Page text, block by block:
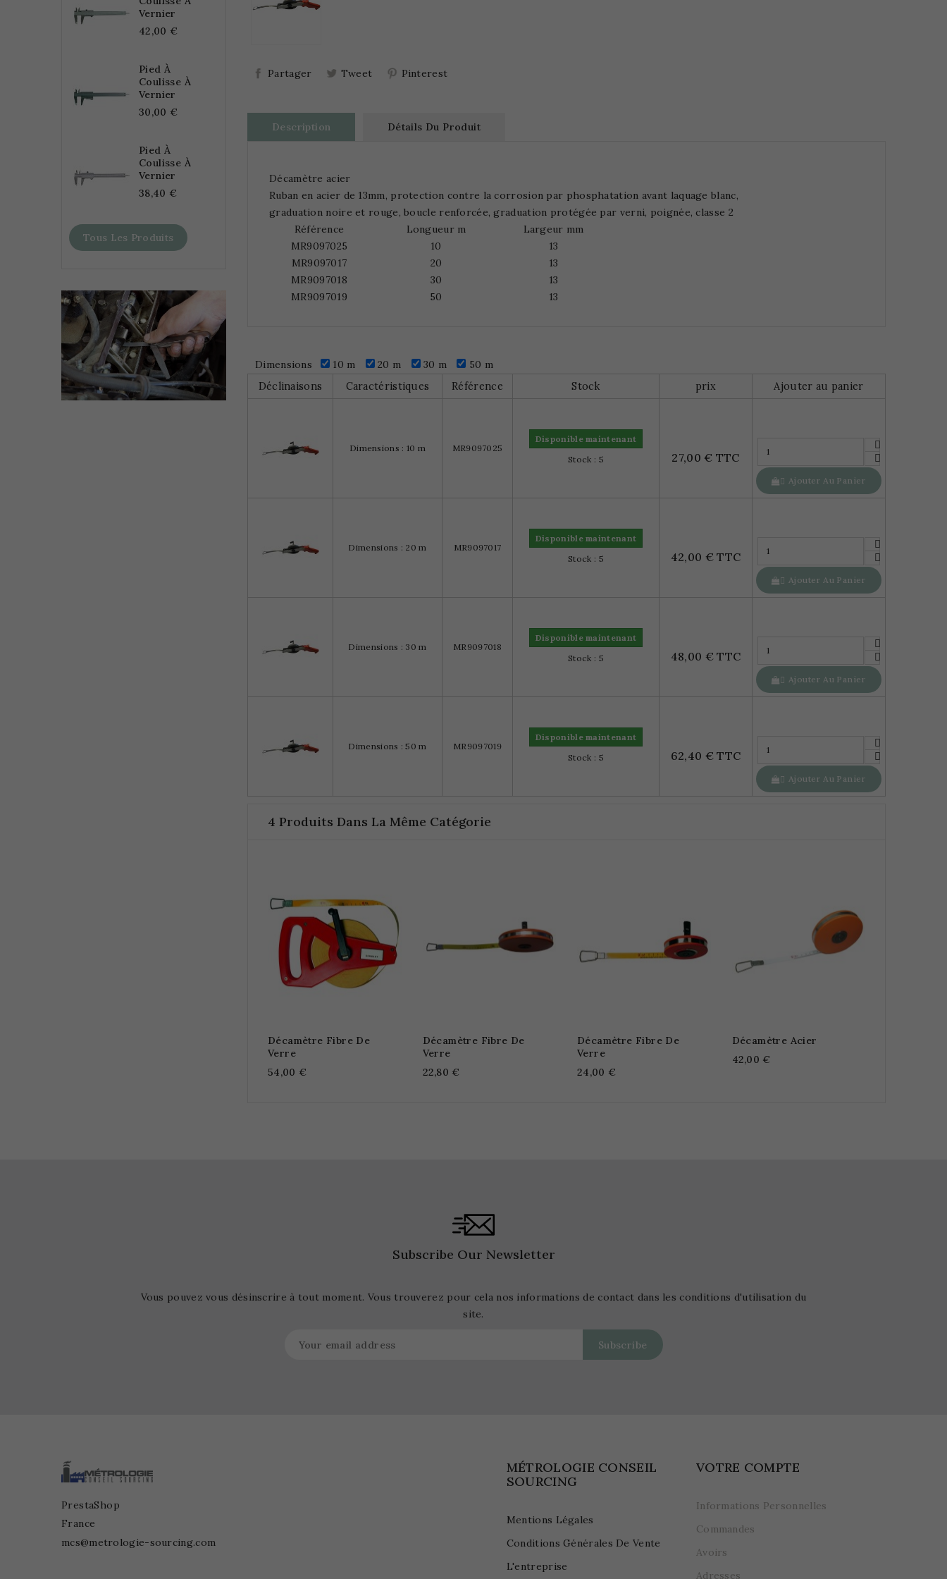
Vernier
42,00 €
Pied À
Coulisse À
Vernier
30,00 €
Pied À
Coulisse À
Vernier
38,40 €
Tous Les Produits
Partager Tweet Pinterest
Description Détails Du Produit
Décamètre acier
Ruban en acier de 13mm, protection contre la corrosion par phosphatation avant laquage blanc,
graduation noire et rouge, boucle renforcée, graduation protégée par verni, poignée, classe 2
Référence
Longueur m
Largeur mm
MR9097025
10
13
MR9097017
20
13
MR9097018
30
13
MR9097019
50 13
Dimensions 10 m 20 m 30 m
50 m
Déclinaisons
Caractéristiques Référence Stock prix Ajouter au panier
Dimensions : 10 m MR9097025
Disponible maintenant
Stock : 5
27,00 € TTC
 Ajouter Au Panier
Dimensions : 20 m MR9097017
Disponible maintenant
Stock : 5
42,00 € TTC
 Ajouter Au Panier
Dimensions : 30 m MR9097018
Disponible maintenant
Stock : 5
48,00 € TTC
 Ajouter Au Panier
Dimensions : 50 m MR9097019
Disponible maintenant
Stock : 5
62,40 € TTC
 Ajouter Au Panier
4 Produits Dans La Même Catégorie
Décamètre Fibre De
Verre
54,00 €
Décamètre Fibre De
Verre
22,80 €
Décamètre Fibre De
Verre
24,00 €
Décamètre Acier
42,00 €
Subscribe Our Newsletter
Vous pouvez vous désinscrire à tout moment. Vous trouverez pour cela nos informations de contact dans les conditions d'utilisation du
site.
VOTRE COMPTE
Informations Personnelles
Commandes
Avoirs
Adresses
MÉTROLOGIE CONSEIL
SOURCING
Mentions Légales
Conditions Générales De Vente
L'entreprise
PrestaShop
France
mcs@metrologie-sourcing.com